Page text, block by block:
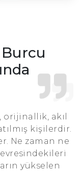
orijinallik, akıl
kişilerdir.
Ne zaman ne
yükselen